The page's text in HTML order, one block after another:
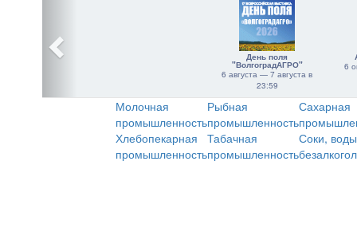
День поля
"ВолгоградАГРО"
6 августа — 7 августа в
23:59
6
Молочная
промышленность
Рыбная
промышленность
Сахарная
Хлебопекарная
промышленность
Табачная
промышленность
Соки,